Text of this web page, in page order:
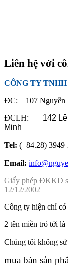
Liên hệ với
CÔNG TY
ĐC: 107 Nguyễn
ĐCLH: 142
Minh
Tel: (+84.28)
Email:
Giấy phép ĐKKD
12/12/2002
Công ty hiện chỉ
2 tên miền trỏ tới là
Chúng tôi không
mua bán sản